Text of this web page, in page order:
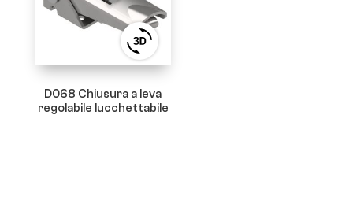
View
3D
product
D068 Chiusura a leva
regolabile lucchettabile